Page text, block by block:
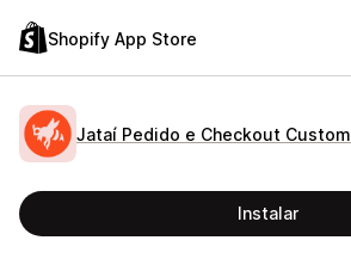
Shopify App Store
Jataí Pedido e Checkout Custom
Instalar